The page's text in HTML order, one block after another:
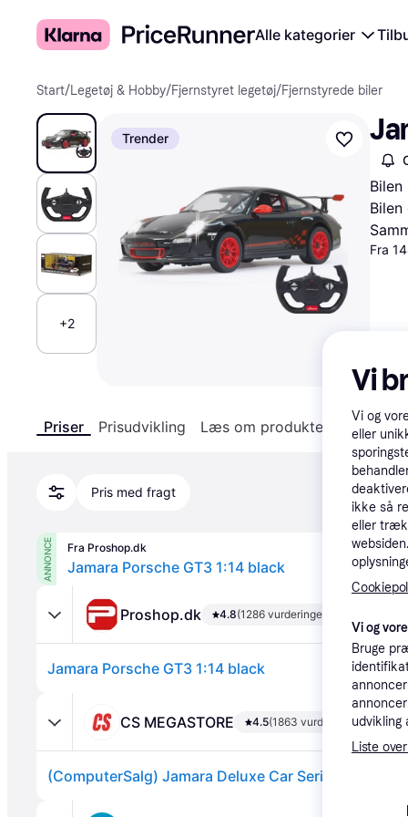
Alle kategorier
Start/Legetøj & Hobby/Fjernstyret legetøj/Fjernstyrede biler
Trender
+2
Bilen
Fra
Priser Prisudvikling Læs om produktet
Pris med fragt
ANNONCE Fra Proshop.dk
Jamara Porsche GT3 1:14 black
Proshop.dk 4.8(1286 vurderinger)
Jamara Porsche GT3 1:14 black
CS MEGASTORE 4.5(1863 vurderinger)
(ComputerSalg) Jamara Deluxe Car Series -
Vi
Vi og
eller
ikke så
eller
Vi og
Bruge
udvikling
Liste